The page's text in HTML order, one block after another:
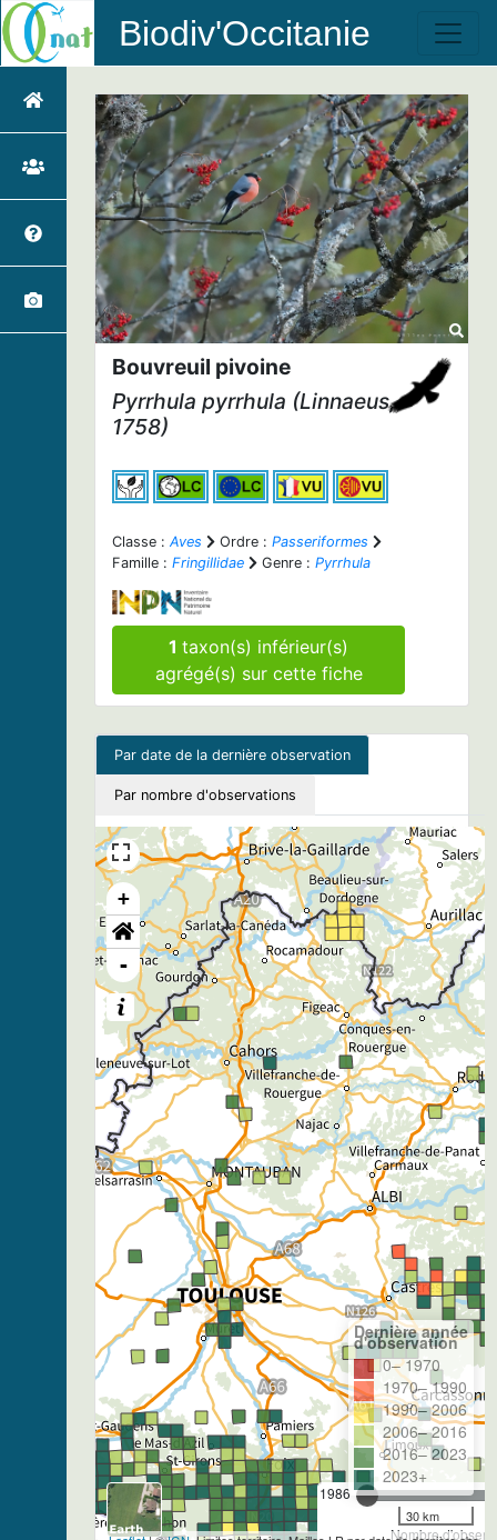
Biodiv'Occitanie
Bouvreuil pivoine
Pyrrhula pyrrhula (Linnaeus,
1758)
Classe : Aves Ordre : Passeriformes
Famille : Fringillidae Genre : Pyrrhula
1taxon(s) inférieur(s)
agrégé(s) sur cette fiche
Par date de la dernière observation
Par nombre d'observations
+
-
1986
Nombre
Dernière année
d'observation
0– 1970
1970– 1990
1990– 2006
2006– 2016
2016– 2023
2023+
30 km